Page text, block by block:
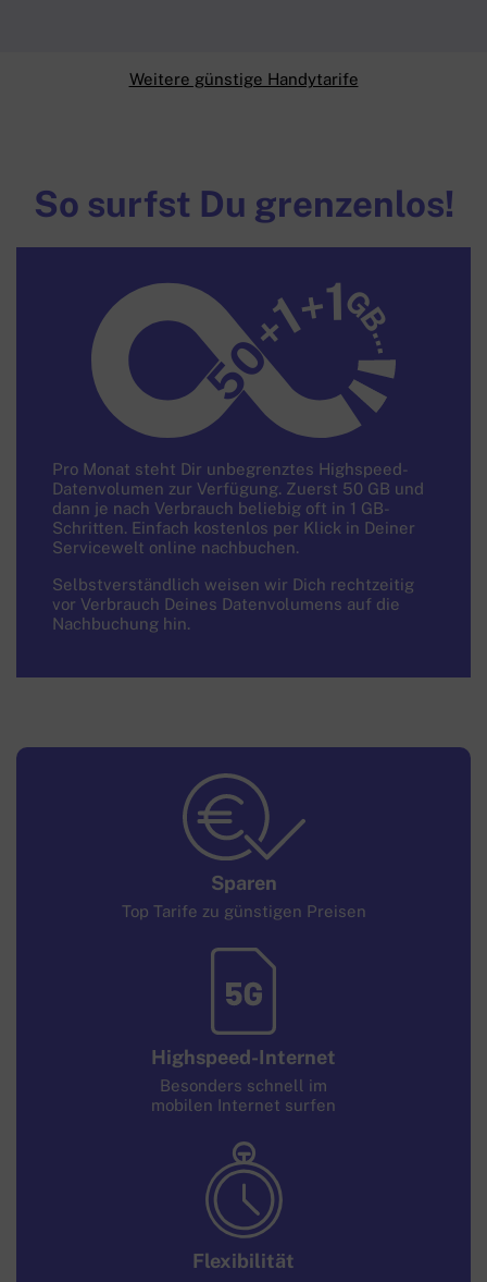
Weitere günstige Handytarife
So surfst Du grenzenlos!
1
50
1G
B
Pro Monat steht Dir unbegrenztes Highspeed-
Datenvolumen zur Verfügung. Zuerst 50 GB und
dann je nach Verbrauch beliebig oft in 1 GB-
Schritten. Einfach kostenlos per Klick in Deiner
Servicewelt online nachbuchen.
Selbstverständlich weisen wir Dich rechtzeitig
vor Verbrauch Deines Datenvolumens auf die
Nachbuchung hin.
Sparen
Top Tarife zu günstigen Preisen
Highspeed-Internet
Besonders schnell im
mobilen Internet surfen
Flexibilität